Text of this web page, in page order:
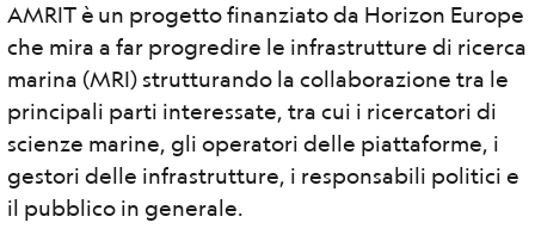
AMRIT è un progetto finanziato da Horizon Europe
che mira a far progredire le infrastrutture di ricerca
marina (MRI) strutturando la collaborazione tra le
principali parti interessate, tra cui i ricercatori di
scienze marine, gli operatori delle piattaforme, i
gestori delle infrastrutture, i responsabili politici e
il pubblico in generale.